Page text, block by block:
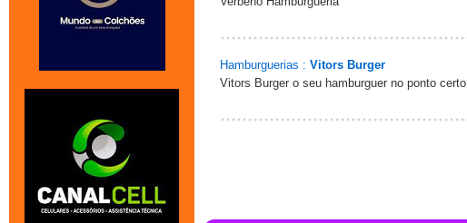
Hamburguerias : Vitors Burger
Vitors Burger o seu hamburguer no ponto certo